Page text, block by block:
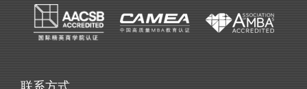
联系方式